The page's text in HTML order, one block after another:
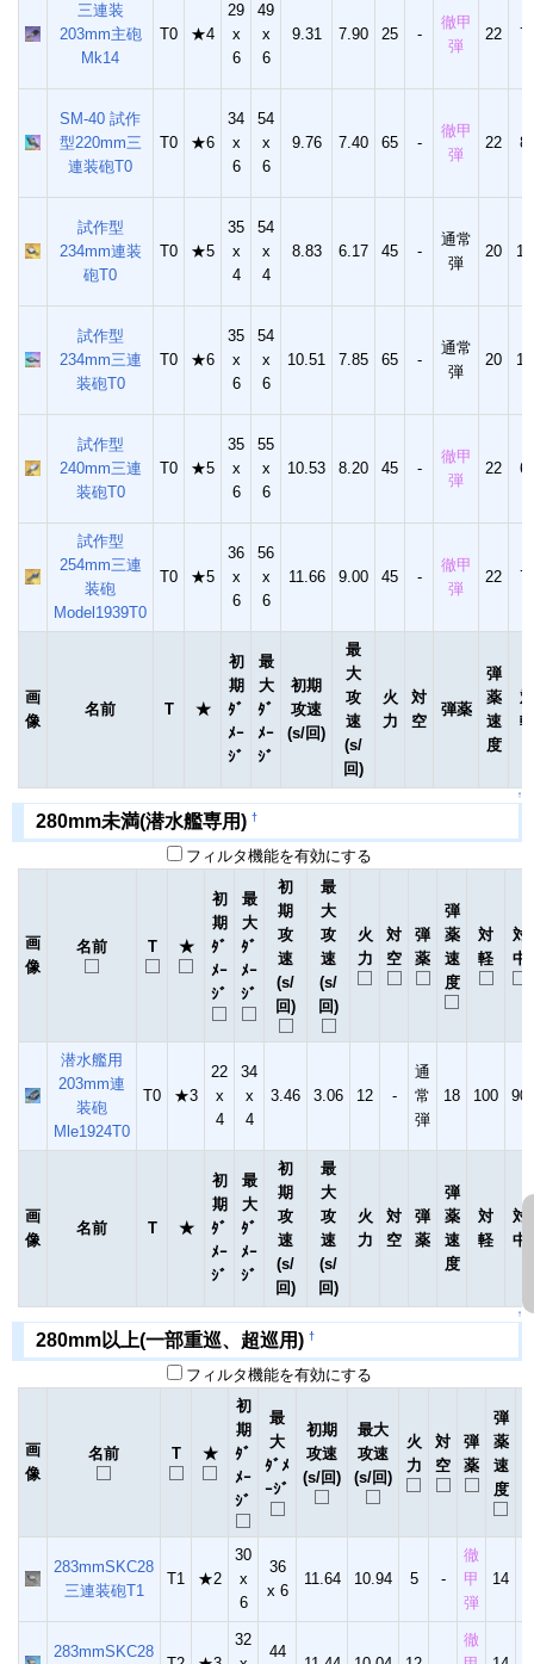
画
像
名前 T ★
初
期
ﾀﾞ
ﾒｰ
ｼﾞ
最
大
ﾀﾞ
ﾒｰ
ｼﾞ
初期
攻速
(s/回)
最
大
攻
速
(s/
回)
火
力
対
空
弾薬
弾
薬
速
度
対
軽
三連装
203mm主砲
Mk14
T0 ★4
29
x
6
49
x
6
9.31 7.90 25 -
徹甲
弾
22
SM-40 試作
型220mm三
連装砲T0
T0 ★6
34
x
6
54
x
6
9.76 7.40 65 -
徹甲
弾
22
試作型
234mm連装
砲T0
T0 ★5
35
x
4
54
x
4
8.83 6.17 45 -
通常
弾
20
試作型
234mm三連
装砲T0
T0 ★6
35
x
6
54
x
6
10.51 7.85 65 -
通常
弾
20
試作型
240mm三連
装砲T0
T0 ★5
35
x
6
55
x
6
10.53 8.20 45 -
徹甲
弾
22
試作型
254mm三連
装砲
Model1939T0
T0 ★5
36
x
6
56
x
6
11.66 9.00 45 -
徹甲
弾
22
↑
280mm未満(潜水艦専用) †
フィルタ機能を有効にする
画
像
名前 T ★
初
期
ﾀﾞ
ﾒｰ
ｼﾞ
最
大
ﾀﾞ
ﾒｰ
ｼﾞ
初
期
攻
速
(s/
回)
最
大
攻
速
(s/
回)
火
力
対
空
弾
薬
弾
薬
速
度
対
軽
対
中
画
像
名前 T ★
初
期
ﾀﾞ
ﾒｰ
ｼﾞ
最
大
ﾀﾞ
ﾒｰ
ｼﾞ
初
期
攻
速
(s/
回)
最
大
攻
速
(s/
回)
火
力
対
空
弾
薬
弾
薬
速
度
対
軽
対
中
潜水艦用
203mm連
装砲
Mle1924T0
T0 ★3
22
x
4
34
x
4
3.46 3.06 12 -
通
常
弾
18 100 90
↑
280mm以上(一部重巡、超巡用) †
フィルタ機能を有効にする
画
像
名前 T ★
初
期
ﾀﾞ
ﾒｰ
ｼﾞ
最
大
ﾀﾞﾒ
ｰｼﾞ
初期
攻速
(s/回)
最大
攻速
(s/回)
火
力
対
空
弾
薬
弾
薬
速
度
283mmSKC28
三連装砲T1
T1 ★2
30
x
6
36
x 6
11.64 10.94 5 -
徹
甲
弾
14
283mmSKC28
32
44
徹